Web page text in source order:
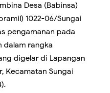
Desa (Babinsa)
1022-06/Sungai
pengamanan pada
dalam rangka
digelar di Lapangan
Kecamatan Sungai